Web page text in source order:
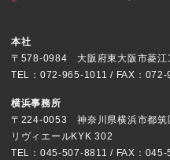
本社
〒578-0984 大阪府東大阪市菱江
TEL：072-965-1011 / FAX：072-
横浜事務所
〒224-0053 神奈川県横浜市都筑
リヴィエールKYK 302
TEL：045-507-8811 / FAX：045-